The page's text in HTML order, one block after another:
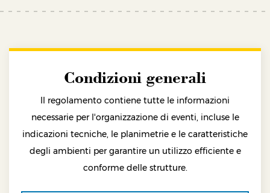
Condizioni generali
Il regolamento contiene tutte le informazioni
necessarie per l'organizzazione di eventi, incluse le
indicazioni tecniche, le planimetrie e le caratteristiche
degli ambienti per garantire un utilizzo efficiente e
conforme delle strutture.